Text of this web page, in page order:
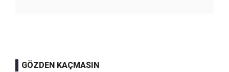
GÖZDEN KAÇMASIN